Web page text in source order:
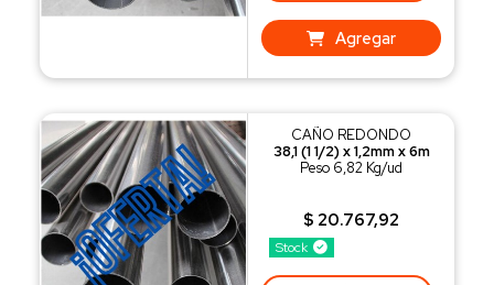
Agregar
Stock
CAÑO REDONDO
38,1 (1 1/2) x 1,2mm x 6m
Peso 6,82 Kg/ud
$ 20.767,92